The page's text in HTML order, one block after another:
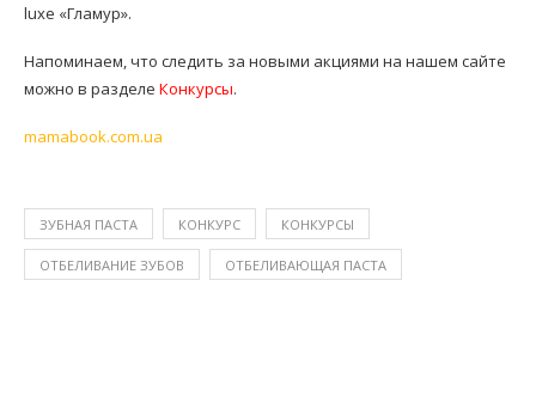
luxe «Гламур».
Напоминаем, что следить за новыми акциями на нашем сайте
можно в разделе Конкурсы.
mamabook.com.ua
ЗУБНАЯ ПАСТА КОНКУРС КОНКУРСЫ
ОТБЕЛИВАНИЕ ЗУБОВ ОТБЕЛИВАЮЩАЯ ПАСТА